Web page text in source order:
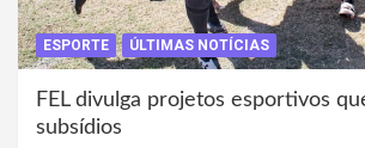
ESPORTE ÚLTIMAS NOTÍCIAS
FEL divulga projetos esportivos
subsídios